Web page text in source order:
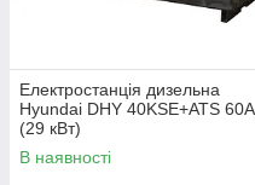
Електростанція дизельна
Hyundai DHY 40KSE+ATS 60A
(29 кВт)
В наявності